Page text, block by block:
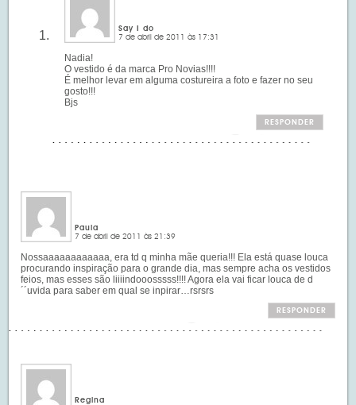
Say I do
7 de abril de 2011 às 17:31
Nadia!
O vestido é da marca Pro Novias!!!!
É melhor levar em alguma costureira a foto e fazer no seu
gosto!!!
Bjs
RESPONDER
Paula
7 de abril de 2011 às 21:39
Nossaaaaaaaaaaaa, era td q minha mãe queria!!! Ela está quase louca
procurando inspiração para o grande dia, mas sempre acha os vestidos
feios, mas esses são liiiindooosssss!!!! Agora ela vai ficar louca de d
´´uvida para saber em qual se inpirar…rsrsrs
RESPONDER
Regina